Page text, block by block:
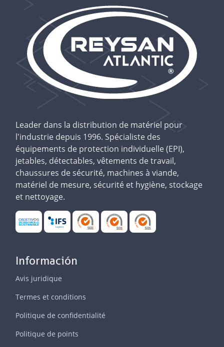
Leader dans la distribution de matériel pour
l'industrie depuis 1996. Spécialiste des
équipements de protection individuelle (EPI),
jetables, détectables, vêtements de travail,
chaussures de sécurité, machines à viande,
matériel de mesure, sécurité et hygiène, stockage
et nettoyage.
Información
Avis juridique
Termes et conditions
Politique de confidentialité
Politique de points